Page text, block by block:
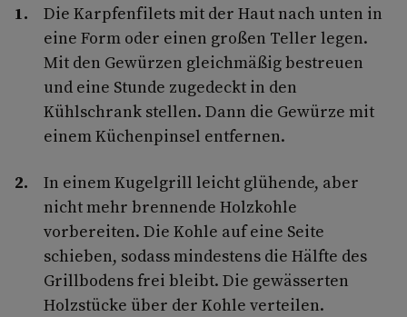
Die Karpfenfilets mit der Haut nach unten in
eine Form oder einen großen Teller legen.
Mit den Gewürzen gleichmäßig bestreuen
und eine Stunde zugedeckt in den
Kühlschrank stellen. Dann die Gewürze mit
einem Küchenpinsel entfernen.
In einem Kugelgrill leicht glühende, aber
nicht mehr brennende Holzkohle
vorbereiten. Die Kohle auf eine Seite
schieben, sodass mindestens die Hälfte des
Grillbodens frei bleibt. Die gewässerten
Holzstücke über der Kohle verteilen.